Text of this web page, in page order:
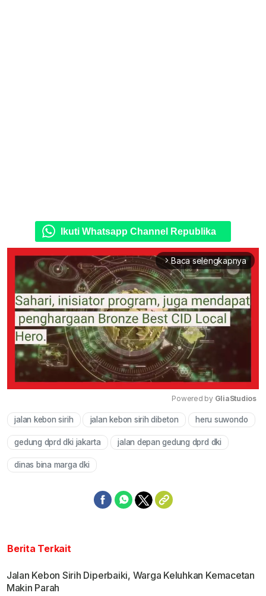
Ikuti Whatsapp Channel Republika
arrow_forward_ios Baca selengkapnya
Mute
Powered by GliaStudios
jalan kebon sirih jalan kebon sirih dibeton heru suwondo
gedung dprd dki jakarta jalan depan gedung dprd dki
dinas bina marga dki
Berita Terkait
Jalan Kebon Sirih Diperbaiki, Warga Keluhkan Kemacetan
Makin Parah